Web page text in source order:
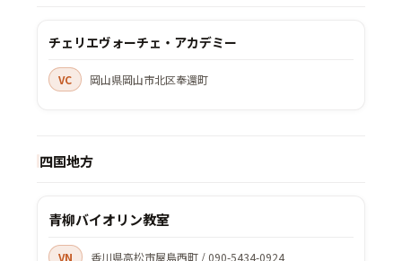
チェリエヴォーチェ・アカデミー
VC 岡山県岡山市北区奉還町
四国地方
青柳バイオリン教室
VN 香川県高松市屋島西町 / 090-5434-0924